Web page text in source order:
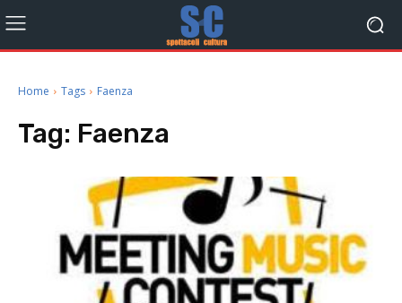
Home Tags Faenza
Tag: Faenza